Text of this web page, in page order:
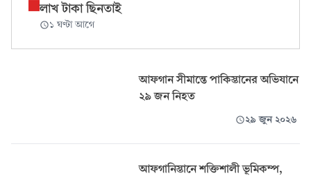
লাখ টাকা ছিনতাই
১ ঘণ্টা আগে
আফগান সীমান্তে পাকিস্তানের অভিযানে
২৯ জন নিহত
২৯ জুন ২০২৬
আফগানিস্তানে শক্তিশালী ভূমিকম্প,